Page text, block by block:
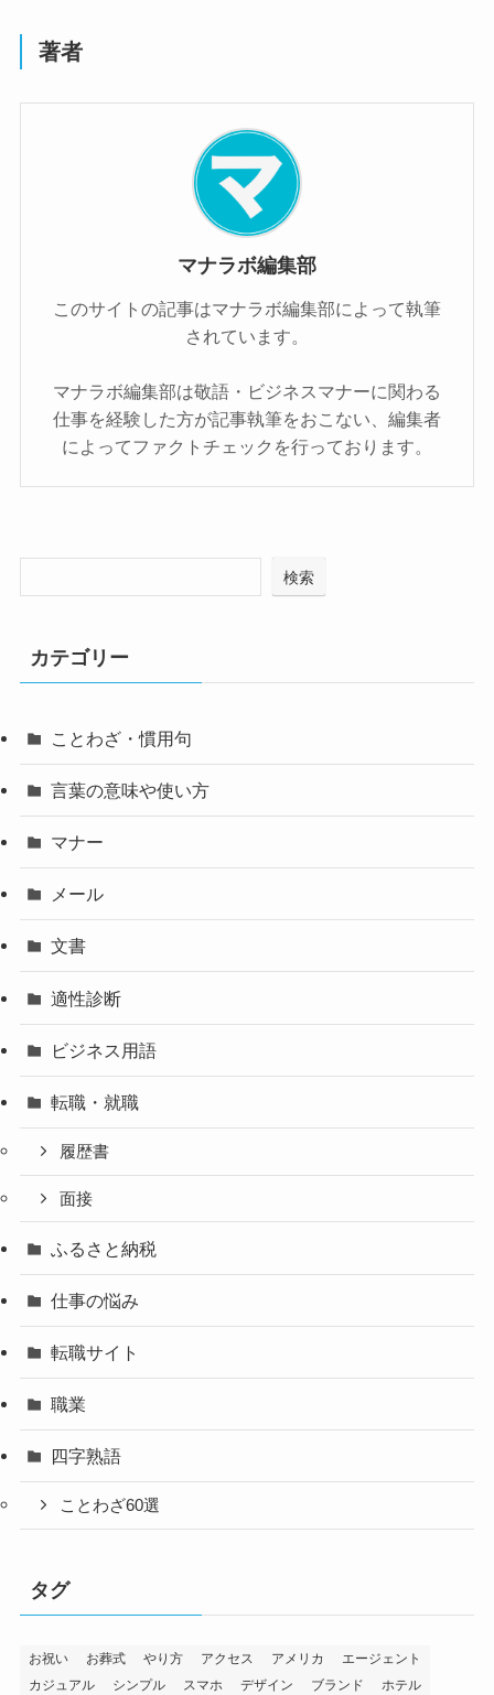
著者
マナラボ編集部
このサイトの記事はマナラボ編集部によって執筆
されています。
マナラボ編集部は敬語・ビジネスマナーに関わる
仕事を経験した方が記事執筆をおこない、編集者
によってファクトチェックを行っております。
検索
カテゴリー
ことわざ・慣用句
言葉の意味や使い方
マナー
メール
文書
適性診断
ビジネス用語
転職・就職
履歴書
面接
ふるさと納税
仕事の悩み
転職サイト
職業
四字熟語
ことわざ60選
タグ
お祝い お葬式 やり方 アクセス アメリカ
エージェント
カジュアル
シンプル スマホ デザイン ブランド ホテル